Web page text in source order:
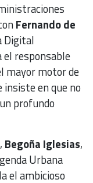
Fernando de
Digital
el responsable
mayor motor de
insiste en que no
profundo
Begoña Iglesias,
Urbana
el ambicioso